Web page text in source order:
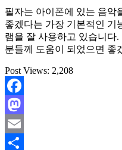
필자는 아이폰에 있는 음악
좋겠다는 가장 기본적인 기
램을 잘 사용하고 있습니다
분들께 도움이 되었으면 좋
Post Views: 2,208
Facebook
Mastodon
Email